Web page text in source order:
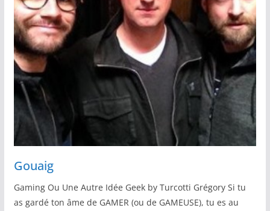
Gouaig
Gaming Ou Une Autre Idée Geek by Turcotti Grégory Si tu
as gardé ton âme de GAMER (ou de GAMEUSE), tu es au